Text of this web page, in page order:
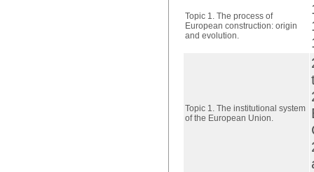
Topic 1. The process of
European construction: origin
and evolution.
Topic 1. The institutional system
of the European Union.